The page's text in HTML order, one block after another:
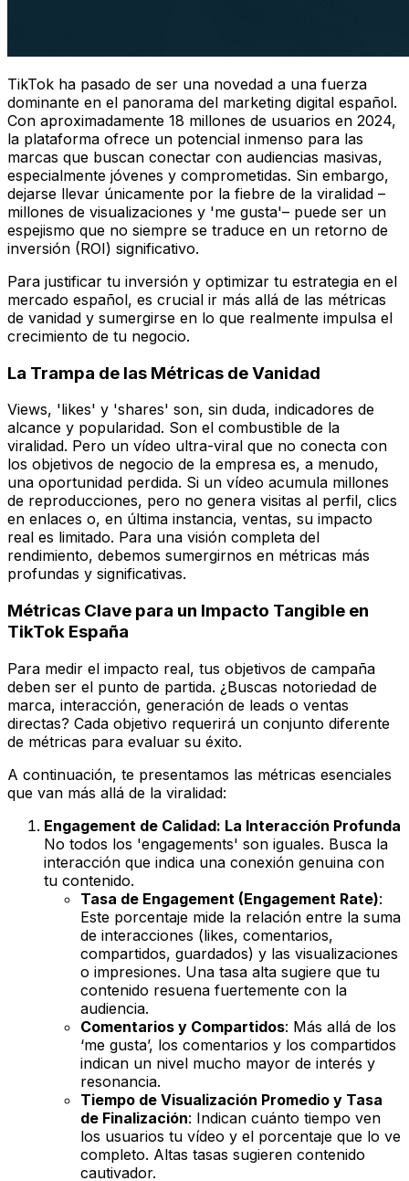
TikTok ha pasado de ser una novedad a una fuerza
dominante en el panorama del marketing digital español.
Con aproximadamente 18 millones de usuarios en 2024,
la plataforma ofrece un potencial inmenso para las
marcas que buscan conectar con audiencias masivas,
especialmente jóvenes y comprometidas. Sin embargo,
dejarse llevar únicamente por la fiebre de la viralidad –
millones de visualizaciones y 'me gusta'– puede ser un
espejismo que no siempre se traduce en un retorno de
inversión (ROI) significativo.
Para justificar tu inversión y optimizar tu estrategia en el
mercado español, es crucial ir más allá de las métricas
de vanidad y sumergirse en lo que realmente impulsa el
crecimiento de tu negocio.
La Trampa de las Métricas de Vanidad
Views, 'likes' y 'shares' son, sin duda, indicadores de
alcance y popularidad. Son el combustible de la
viralidad. Pero un vídeo ultra-viral que no conecta con
los objetivos de negocio de la empresa es, a menudo,
una oportunidad perdida. Si un vídeo acumula millones
de reproducciones, pero no genera visitas al perfil, clics
en enlaces o, en última instancia, ventas, su impacto
real es limitado. Para una visión completa del
rendimiento, debemos sumergirnos en métricas más
profundas y significativas.
Métricas Clave para un Impacto Tangible en
TikTok España
Para medir el impacto real, tus objetivos de campaña
deben ser el punto de partida. ¿Buscas notoriedad de
marca, interacción, generación de leads o ventas
directas? Cada objetivo requerirá un conjunto diferente
de métricas para evaluar su éxito.
A continuación, te presentamos las métricas esenciales
que van más allá de la viralidad:
Engagement de Calidad: La Interacción Profunda
No todos los 'engagements' son iguales. Busca la
interacción que indica una conexión genuina con
tu contenido.
Tasa de Engagement (Engagement Rate):
Este porcentaje mide la relación entre la suma
de interacciones (likes, comentarios,
compartidos, guardados) y las visualizaciones
o impresiones. Una tasa alta sugiere que tu
contenido resuena fuertemente con la
audiencia.
Comentarios y Compartidos: Más allá de los
‘me gusta’, los comentarios y los compartidos
indican un nivel mucho mayor de interés y
resonancia.
Tiempo de Visualización Promedio y Tasa
de Finalización: Indican cuánto tiempo ven
los usuarios tu vídeo y el porcentaje que lo ve
completo. Altas tasas sugieren contenido
cautivador.